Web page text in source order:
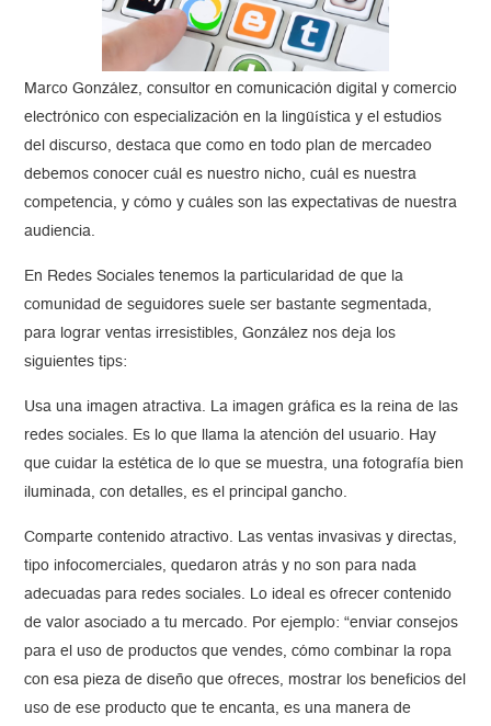
Marco González, consultor en comunicación digital y comercio
electrónico con especialización en la lingüística y el estudios
del discurso, destaca que como en todo plan de mercadeo
debemos conocer cuál es nuestro nicho, cuál es nuestra
competencia, y cómo y cuáles son las expectativas de nuestra
audiencia.
En Redes Sociales tenemos la particularidad de que la
comunidad de seguidores suele ser bastante segmentada,
para lograr ventas irresistibles, González nos deja los
siguientes tips:
Usa una imagen atractiva. La imagen gráfica es la reina de las
redes sociales. Es lo que llama la atención del usuario. Hay
que cuidar la estética de lo que se muestra, una fotografía bien
iluminada, con detalles, es el principal gancho.
Comparte contenido atractivo. Las ventas invasivas y directas,
tipo infocomerciales, quedaron atrás y no son para nada
adecuadas para redes sociales. Lo ideal es ofrecer contenido
de valor asociado a tu mercado. Por ejemplo: “enviar consejos
para el uso de productos que vendes, cómo combinar la ropa
con esa pieza de diseño que ofreces, mostrar los beneficios del
uso de ese producto que te encanta, es una manera de